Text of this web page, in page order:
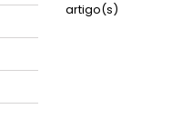
artigo(s)